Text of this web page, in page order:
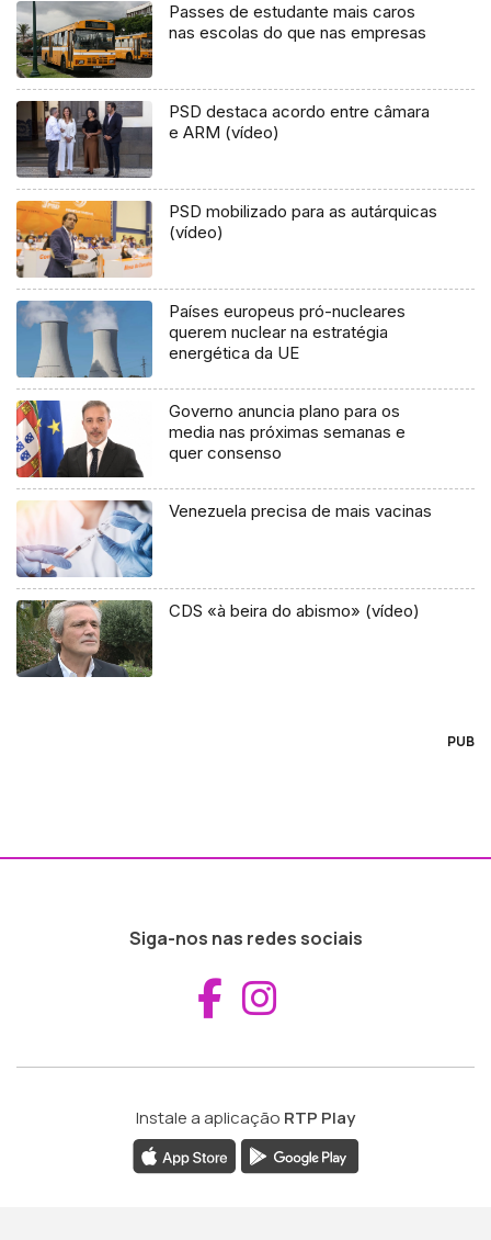
Passes de estudante mais caros
nas escolas do que nas empresas
PSD destaca acordo entre câmara
e ARM (vídeo)
PSD mobilizado para as autárquicas
(vídeo)
Países europeus pró-nucleares
querem nuclear na estratégia
energética da UE
Governo anuncia plano para os
media nas próximas semanas e
quer consenso
Venezuela precisa de mais vacinas
CDS «à beira do abismo» (vídeo)
PUB
Siga-nos nas redes sociais
Aceder ao
Instale a aplicação RTP Play